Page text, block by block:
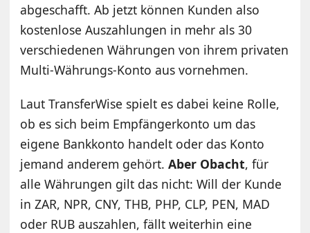
abgeschafft. Ab jetzt können Kunden also
kostenlose Auszahlungen in mehr als 30
verschiedenen Währungen von ihrem privaten
Multi-Währungs-Konto aus vornehmen.
Laut TransferWise spielt es dabei keine Rolle,
ob es sich beim Empfängerkonto um das
eigene Bankkonto handelt oder das Konto
jemand anderem gehört.Aber Obacht, für
alle Währungen gilt das nicht: Will der Kunde
in ZAR, NPR, CNY, THB, PHP, CLP, PEN, MAD
oder RUB auszahlen, fällt weiterhin eine